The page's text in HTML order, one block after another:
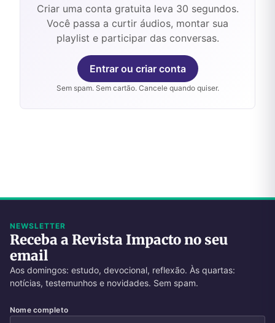
Criar uma conta gratuita leva 30 segundos.
Você passa a curtir áudios, montar sua
playlist e participar das conversas.
Entrar ou criar conta
Sem spam. Sem cartão. Cancele quando quiser.
NEWSLETTER
Receba a Revista Impacto no seu
email
Aos domingos: estudo, devocional, reflexão. Às quartas:
notícias, testemunhos e novidades. Sem spam.
Nome completo